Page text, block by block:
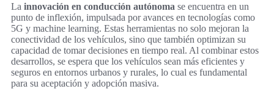
La innovación en conducción autónoma se encuentra en un
punto de inflexión, impulsada por avances en tecnologías como
5G y machine learning. Estas herramientas no solo mejoran la
conectividad de los vehículos, sino que también optimizan su
capacidad de tomar decisiones en tiempo real. Al combinar estos
desarrollos, se espera que los vehículos sean más eficientes y
seguros en entornos urbanos y rurales, lo cual es fundamental
para su aceptación y adopción masiva.